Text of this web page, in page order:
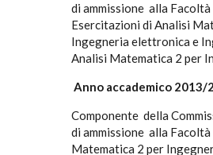
di ammissione alla
Esercitazioni di Analisi
Ingegneria elettronica e
Analisi Matematica 2 per
Anno accademico 2013/
Componente della
di ammissione alla
Matematica 2 per